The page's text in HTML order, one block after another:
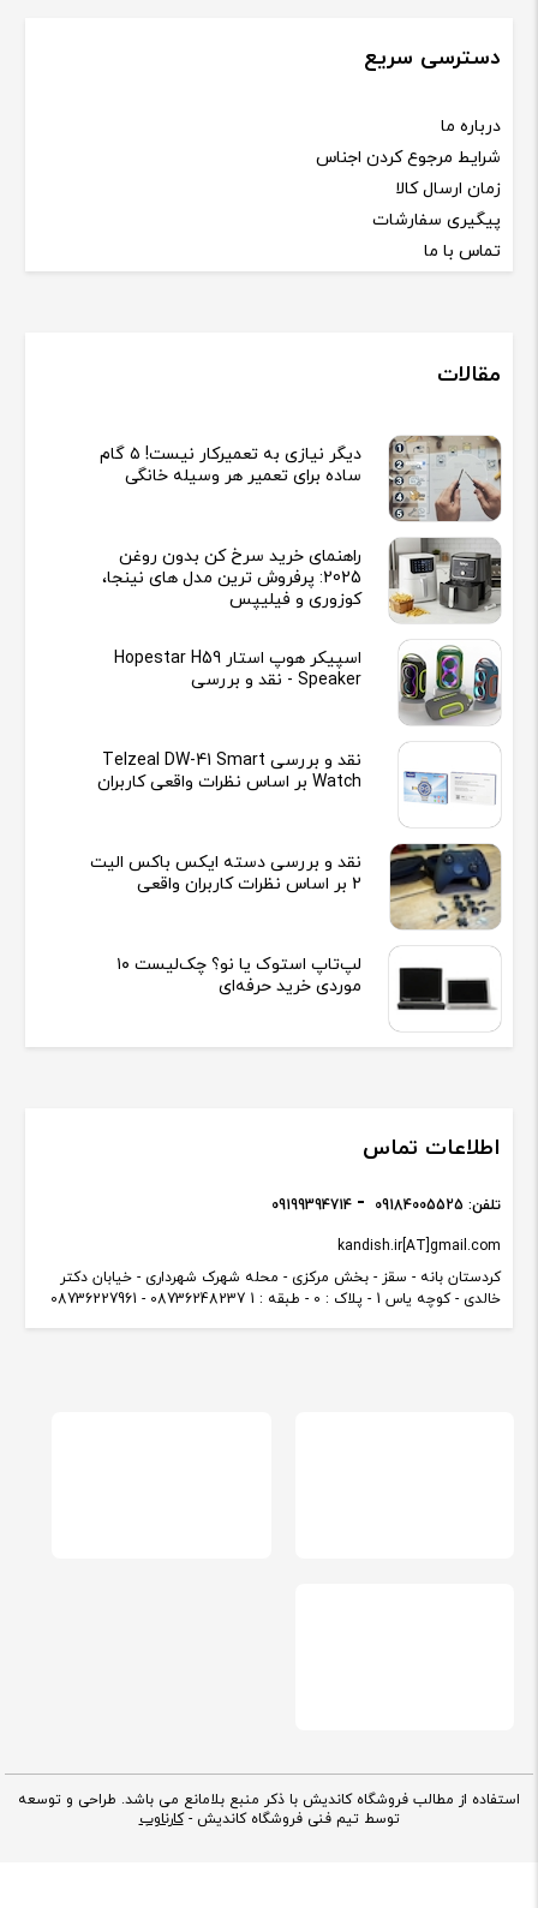
دسترسی سریع
درباره ما
شرایط مرجوع کردن اجناس
زمان ارسال کالا
پیگیری سفارشات
تماس با ما
مقالات
دیگر نیازی به تعمیرکار نیست! ۵ گام
ساده برای تعمیر هر وسیله خانگی
راهنمای خرید سرخ کن بدون روغن
2025: پرفروش ترین مدل های نینجا،
کوزوری و فیلیپس
اسپیکر هوپ استار Hopestar H59
Speaker - نقد و بررسی
نقد و بررسی Telzeal DW-41 Smart
Watch بر اساس نظرات واقعی کاربران
نقد و بررسی دسته ایکس باکس الیت
2 بر اساس نظرات کاربران واقعی
لپ‌تاپ استوک یا نو؟ چک‌لیست ۱۰
موردی خرید حرفه‌ای
اطلاعات تماس
کردستان بانه - سقز - بخش مرکزی - محله شهرک شهرداری - خیابان دکتر
خالدی - کوچه یاس 1 - پلاک : 0 - طبقه : 1 08736248237 - 08736227961
kandish.ir[AT]gmail.com
تلفن: 09184005525
09199394714
استفاده از مطالب فروشگاه کاندیش با ذکر منبع بلامانع می باشد. طراحی و توسعه
توسط تیم فنی فروشگاه کاندیش -کارناوب